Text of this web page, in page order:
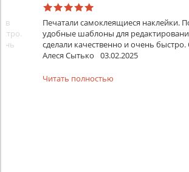
Печатали самоклеящиеся наклейки.
удобные шаблоны для
сделали качественно и очень быстро.
Алеся Сытько
03.02.2025
Читать полностью